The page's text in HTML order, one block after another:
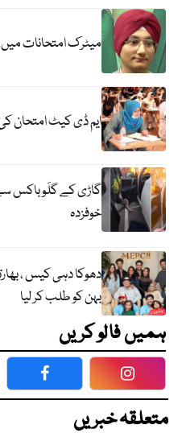
میٹرک امتحانات
ایم ڈی کیٹ امتحان
گاڑی کے گلَو باکس سے
خوفزدہ
دھوکا دہی کیس ،
بہن کو طلب کر لیا
ہمیں فالو کریں
Facebook
متعلقہ خبریں